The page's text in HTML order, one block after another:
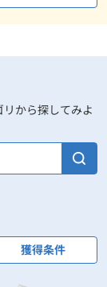
から探してみよ
獲得条件